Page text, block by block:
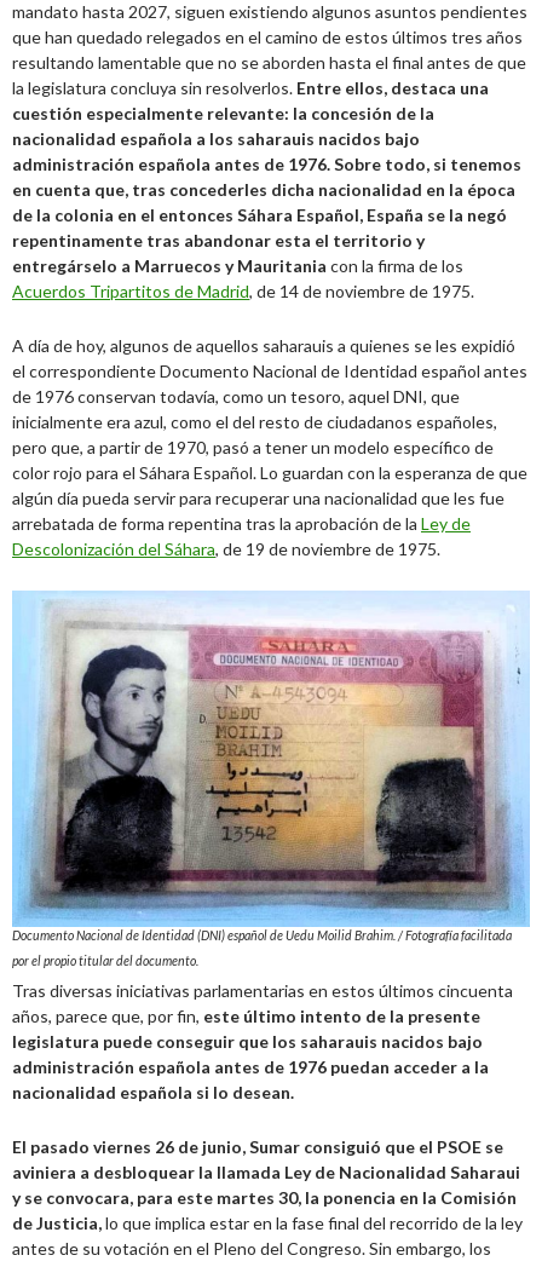
mandato hasta 2027, siguen existiendo algunos asuntos pendientes
que han quedado relegados en el camino de estos últimos tres años
resultando lamentable que no se aborden hasta el final antes de que
la legislatura concluya sin resolverlos. Entre ellos, destaca una
cuestión especialmente relevante: la concesión de la
nacionalidad española a los saharauis nacidos bajo
administración española antes de 1976.Sobre todo, si tenemos
en cuenta que, tras concederles dicha nacionalidad en la época
de la colonia en el entonces Sáhara Español, España se la negó
repentinamente tras abandonar esta el territorio y
entregárselo a Marruecos y Mauritania con la firma de los
Acuerdos Tripartitos de Madrid, de 14 de noviembre de 1975.
A día de hoy, algunos de aquellos saharauis a quienes se les expidió
el correspondiente Documento Nacional de Identidad español antes
de 1976 conservan todavía, como un tesoro, aquel DNI, que
inicialmente era azul, como el del resto de ciudadanos españoles,
pero que, a partir de 1970, pasó a tener un modelo específico de
color rojo para el Sáhara Español. Lo guardan con la esperanza de que
algún día pueda servir para recuperar una nacionalidad que les fue
arrebatada de forma repentina tras la aprobación de la Ley de
Descolonización del Sáhara, de 19 de noviembre de 1975.
Documento Nacional de Identidad (DNI) español de Uedu Moilid Brahim. / Fotografía facilitada
por el propio titular del documento.
Tras diversas iniciativas parlamentarias en estos últimos cincuenta
años, parece que, por fin, este último intento de la presente
legislatura puede conseguir que los saharauis nacidos bajo
administración española antes de 1976 puedan acceder a la
nacionalidad española si lo desean.
El pasado viernes 26 de junio, Sumar consiguió que el PSOE se
aviniera a desbloquear la llamada Ley de Nacionalidad Saharaui
y se convocara, para este martes 30, la ponencia en la Comisión
de Justicia,lo que implica estar en la fase final del recorrido de la ley
antes de su votación en el Pleno del Congreso. Sin embargo, los